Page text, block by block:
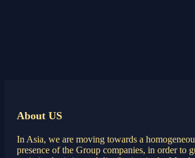
About US
In Asia, we are moving towards a
presence of the Group companies, in order to